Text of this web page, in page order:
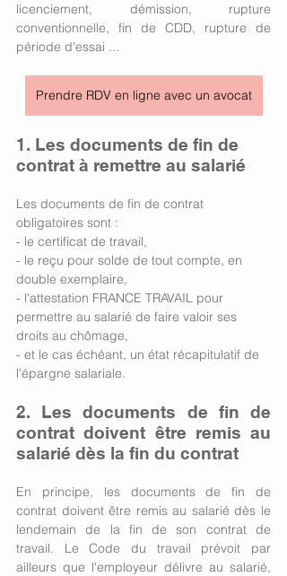
licenciement, démission, rupture
conventionnelle, fin de CDD, rupture de
période d'essai ...
Prendre RDV en ligne avec un avocat
1. Les documents de fin de
contrat à remettre au salarié
Les documents de fin de contrat
obligatoires sont :
- le certificat de travail,
- le reçu pour solde de tout compte, en
double exemplaire,
- l'attestation FRANCE TRAVAIL pour
permettre au salarié de faire valoir ses
droits au chômage,
- et le cas échéant, un état récapitulatif de
l'épargne salariale.
2. Les documents de fin de
contrat doivent être remis au
salarié dès la fin du contrat
En principe, les documents de fin de
contrat doivent être remis au salarié dès le
lendemain de la fin de son contrat de
travail. Le Code du travail prévoit par
ailleurs que l'employeur délivre au salarié,